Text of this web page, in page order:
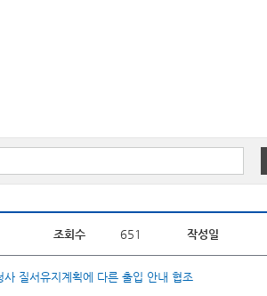
조회수 651 작성일
질서유지계획에 다른 출입 안내 협조